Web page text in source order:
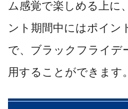
ム感覚で楽しめる上に
ント期間中にはポイン
で、ブラックフライデ
用することができます。